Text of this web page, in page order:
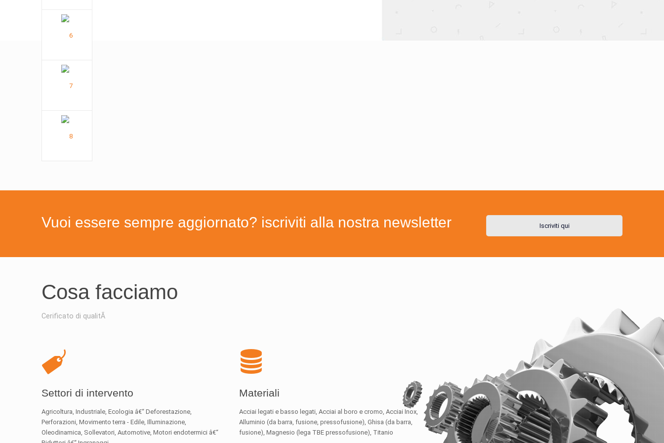
Vuoi essere sempre aggiornato? iscriviti alla nostra newsletter Iscriviti qui
Cosa facciamo
Cerificato di qualitÃ
Settori di intervento
Agricoltura, Industriale, Ecologia â€“ Deforestazione,
Perforazioni, Movimento terra - Edile, Illuminazione,
Oleodinamica, Sollevatori, Automotive, Motori endotermici â€“
Materiali
Acciai legati e basso legati, Acciai al boro e cromo, Acciai Inox,
Alluminio (da barra, fusione, pressofusione), Ghisa (da barra,
fusione), Magnesio (lega TBE pressofusione), Titanio